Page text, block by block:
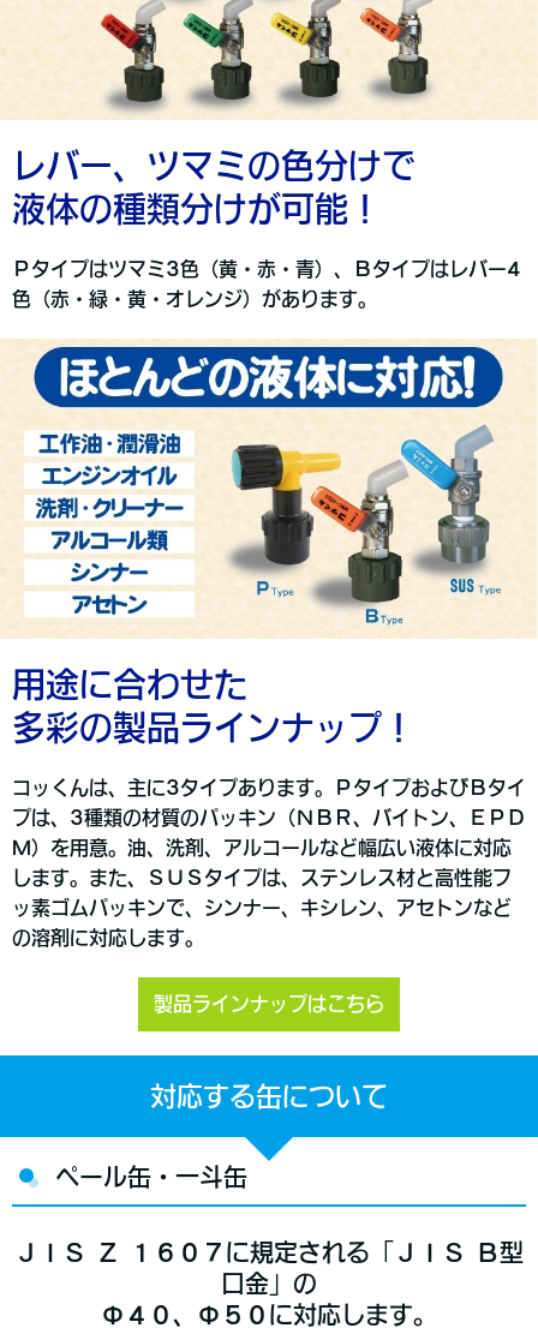
レバー、ツマミの色分けで
液体の種類分けが可能！
Ｐタイプはツマミ3色（黄・赤・青）、Ｂタイプはレバー4
色（赤・緑・黄・オレンジ）があります。
用途に合わせた
多彩の製品ラインナップ！
コッくんは、主に3タイプあります。ＰタイプおよびＢタイ
プは、3種類の材質のパッキン（ＮＢＲ、バイトン、ＥＰＤ
Ｍ）を用意。油、洗剤、アルコールなど幅広い液体に対応
します。また、ＳＵＳタイプは、ステンレス材と高性能フ
ッ素ゴムパッキンで、シンナー、キシレン、アセトンなど
の溶剤に対応します。
製品ラインナップはこちら
対応する缶について
ペール缶・一斗缶
ＪＩＳ Ｚ １６０７に規定される「ＪＩＳ Ｂ型
口金」の
Φ４０、Φ５０に対応します。